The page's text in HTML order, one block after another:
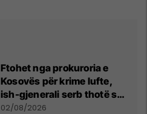
Ftohet nga prokuroria e
Kosovës për krime lufte,
ish-gjenerali serb thotë se
dikush e tradhtoi në
02/08/2026